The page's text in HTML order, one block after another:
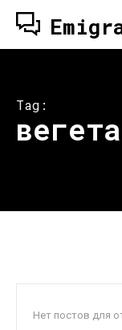
Tag:
Нет постов для